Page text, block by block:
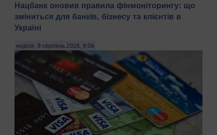
Нацбанк оновив правила фінмоніторингу: що
зміниться для банків, бізнесу та клієнтів в
Україні
неділя, 9 серпень 2026, 9:06